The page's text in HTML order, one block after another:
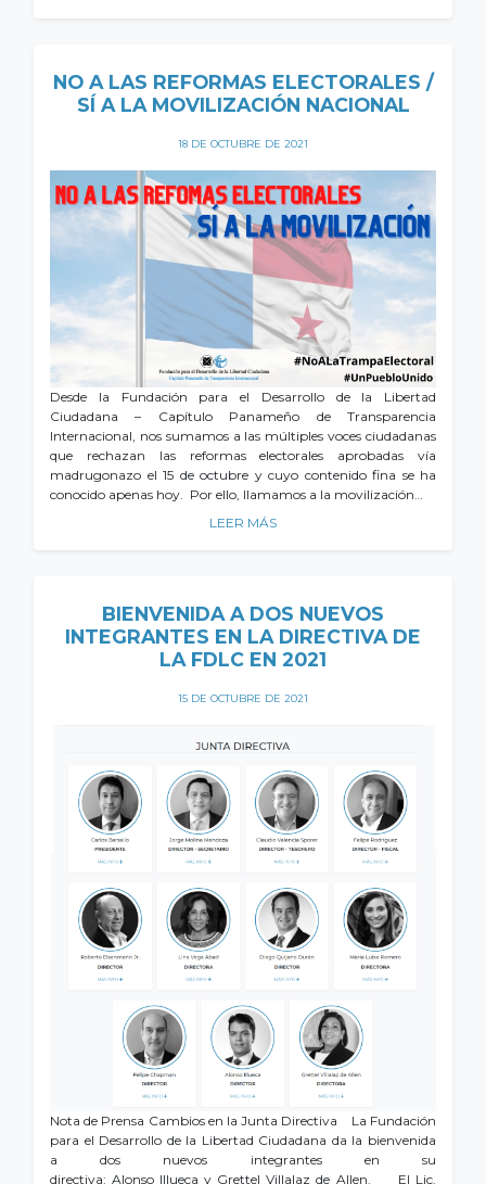
NO A LAS REFORMAS ELECTORALES /
SÍ A LA MOVILIZACIÓN NACIONAL
18 DE OCTUBRE DE 2021
Desde la Fundación para el Desarrollo de la Libertad
Ciudadana – Capítulo Panameño de Transparencia
Internacional, nos sumamos a las múltiples voces ciudadanas
que rechazan las reformas electorales aprobadas vía
madrugonazo el 15 de octubre y cuyo contenido fina se ha
conocido apenas hoy. Por ello, llamamos a la movilización…
LEER MÁS
BIENVENIDA A DOS NUEVOS
INTEGRANTES EN LA DIRECTIVA DE
LA FDLC EN 2021
15 DE OCTUBRE DE 2021
Nota de Prensa Cambios en la Junta Directiva La Fundación
para el Desarrollo de la Libertad Ciudadana da la bienvenida
a dos nuevos integrantes en su
directiva: Alonso Illueca y Grettel Villalaz de Allen. El Lic.